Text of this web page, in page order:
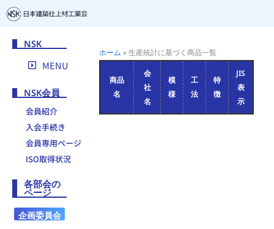
NSK
MENU
NSK会員
会員紹介
入会手続き
会員専用ページ
ISO取得状況
各部会の
ページ
企画委員会
ホーム »生産統計に基づく商品一覧
商品
名
会
社
名
模
様
工
法
特
徴
JIS
表
示